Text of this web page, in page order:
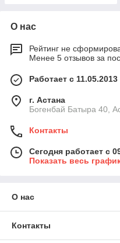
О нас
Рейтинг не
Менее 5 отзывов за
Работает с 11.05.2013
г. Астана
Богенбай Батыра 40,
Контакты
Сегодня работает с
Показать весь
О нас
Контакты